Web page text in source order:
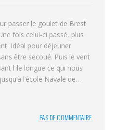
passer le goulet de Brest
fois celui-ci passé, plus
Idéal pour déjeuner
être secoué. Puis le vent
l’ile longue ce qui nous
l’école Navale de…
PAS DE COMMENTAIRE